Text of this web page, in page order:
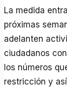
La medida
próximas
adelanten
ciudadanos
los números
restricción y